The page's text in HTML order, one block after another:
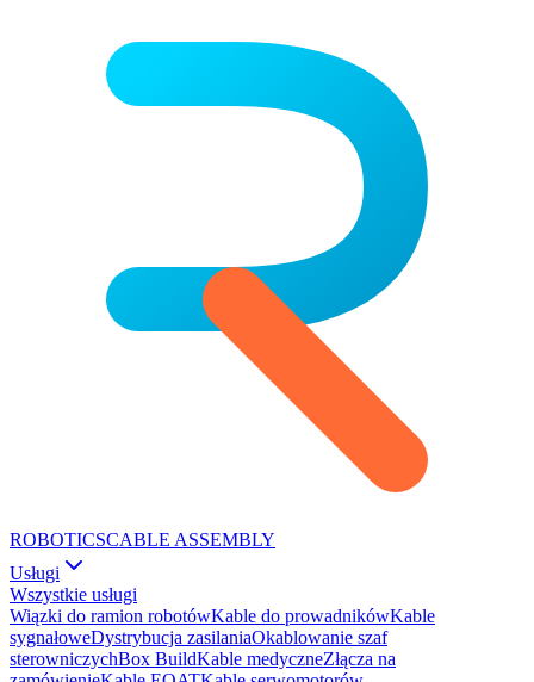
ROBOTICSCABLE ASSEMBLY
Usługi
Wszystkie usługi
Wiązki do ramion robotówKable do prowadnikówKable
sygnałoweDystrybucja zasilaniaOkablowanie szaf
sterowniczychBox BuildKable medyczneZłącza na